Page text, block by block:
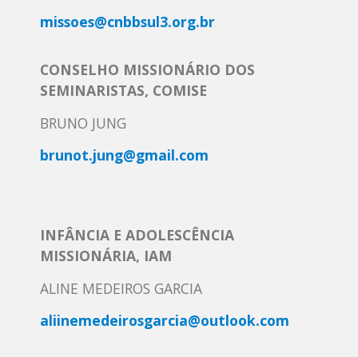
missoes@cnbbsul3.org.br
CONSELHO MISSIONÁRIO DOS
SEMINARISTAS, COMISE
BRUNO JUNG
brunot.jung@gmail.com
INFÂNCIA E ADOLESCÊNCIA
MISSIONÁRIA, IAM
ALINE MEDEIROS GARCIA
aliinemedeirosgarcia@outlook.com